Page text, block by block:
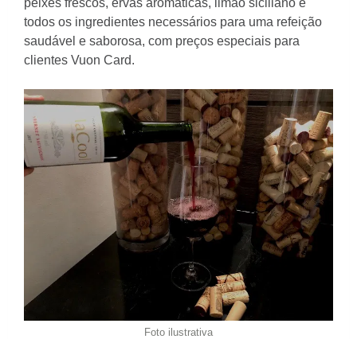
todos os ingredientes necessários para uma refeição
saudável e saborosa, com preços especiais para
clientes Vuon Card.
Foto ilustrativa